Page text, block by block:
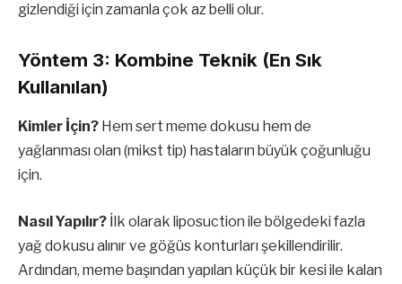
gizlendiği için zamanla çok az belli olur.
Yöntem 3: Kombine Teknik (En Sık
Kullanılan)
Kimler İçin? Hem sert meme dokusu hem de
yağlanması olan (mikst tip) hastaların büyük çoğunluğu
için.
Nasıl Yapılır? İlk olarak liposuction ile bölgedeki fazla
yağ dokusu alınır ve göğüs konturları şekillendirilir.
Ardından, meme başından yapılan küçük bir kesi ile kalan